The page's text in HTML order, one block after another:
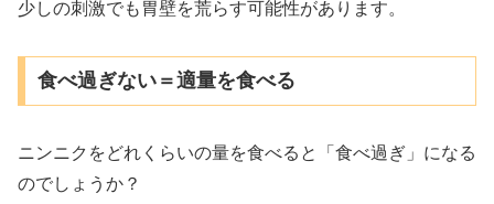
少しの刺激でも胃壁を荒らす可能性があります。
食べ過ぎない＝適量を食べる
ニンニクをどれくらいの量を食べると「食べ過ぎ」になる
のでしょうか？